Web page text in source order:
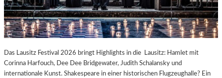
Das Lausitz Festival 2026 bringt Highlights in die Lausitz: Hamlet mit
Corinna Harfouch, Dee Dee Bridgewater, Judith Schalansky und
internationale Kunst. Shakespeare in einer historischen Flugzeughalle? Ein